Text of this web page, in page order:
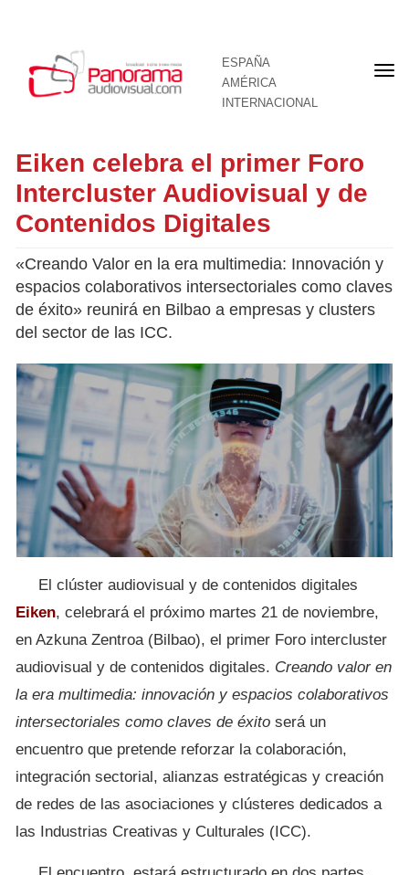
ESPAÑA
AMÉRICA
INTERNACIONAL
Eiken celebra el primer Foro
Intercluster Audiovisual y de
Contenidos Digitales
«Creando Valor en la era multimedia: Innovación y
espacios colaborativos intersectoriales como claves
de éxito» reunirá en Bilbao a empresas y clusters
del sector de las ICC.
El clúster audiovisual y de contenidos digitales
Eiken, celebrará el próximo martes 21 de noviembre,
en Azkuna Zentroa (Bilbao), el primer Foro intercluster
audiovisual y de contenidos digitales. Creando valor en
la era multimedia: innovación y espacios colaborativos
intersectoriales como claves de éxito será un
encuentro que pretende reforzar la colaboración,
integración sectorial, alianzas estratégicas y creación
de redes de las asociaciones y clústeres dedicados a
las Industrias Creativas y Culturales (ICC).